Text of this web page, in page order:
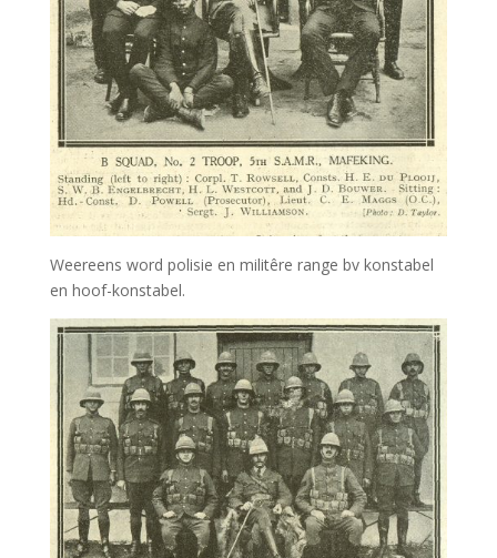
Weereens word polisie en militêre range bv konstabel
en hoof-konstabel.